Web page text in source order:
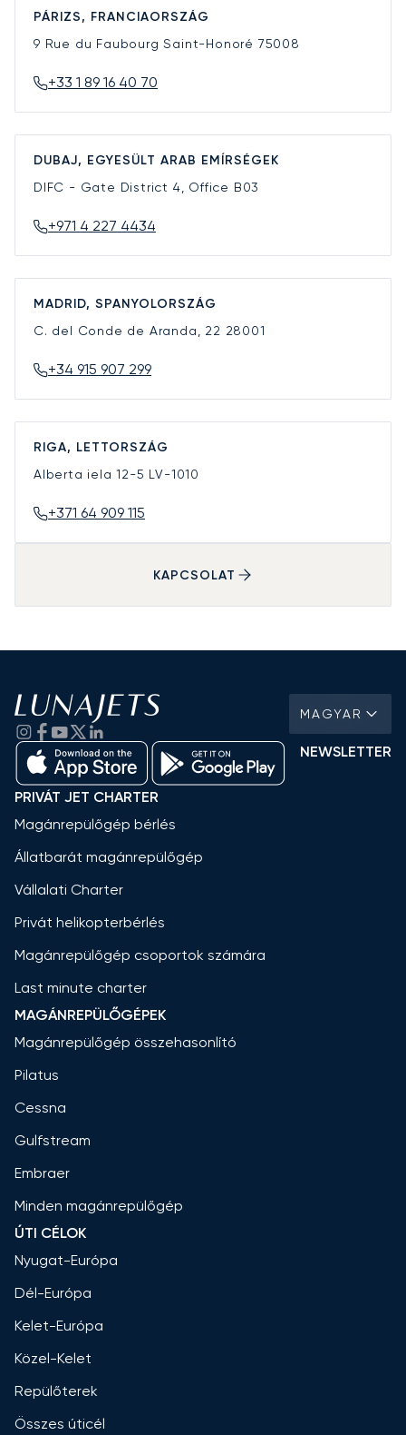
PÁRIZS, FRANCIAORSZÁG
9 Rue du Faubourg Saint-Honoré 75008
+33 1 89 16 40 70
DUBAJ, EGYESÜLT ARAB EMÍRSÉGEK
DIFC - Gate District 4, Office B03
+971 4 227 4434
MADRID, SPANYOLORSZÁG
C. del Conde de Aranda, 22 28001
+34 915 907 299
RIGA, LETTORSZÁG
Alberta iela 12-5 LV-1010
+371 64 909 115
KAPCSOLAT
MAGYAR
NEWSLETTER
PRIVÁT JET CHARTER
Magánrepülőgép bérlés
Állatbarát magánrepülőgép
Vállalati Charter
Privát helikopterbérlés
Magánrepülőgép csoportok számára
Last minute charter
MAGÁNREPÜLŐGÉPEK
Magánrepülőgép összehasonlító
Pilatus
Cessna
Gulfstream
Embraer
Minden magánrepülőgép
ÚTI CÉLOK
Nyugat-Európa
Dél-Európa
Kelet-Európa
Közel-Kelet
Repülőterek
Összes úticél